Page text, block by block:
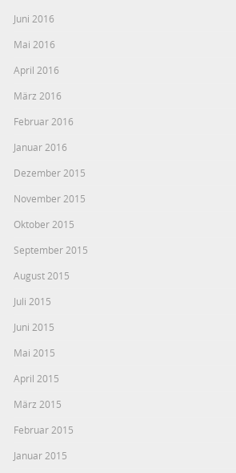
Juni 2016
Mai 2016
April 2016
März 2016
Februar 2016
Januar 2016
Dezember 2015
November 2015
Oktober 2015
September 2015
August 2015
Juli 2015
Juni 2015
Mai 2015
April 2015
März 2015
Februar 2015
Januar 2015